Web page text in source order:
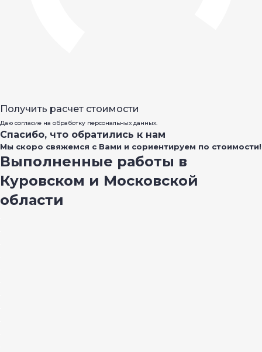
Получить расчет стоимости
Даю согласие на обработку персональных данных.
Спасибо, что обратились к нам
Мы скоро свяжемся с Вами и сориентируем по стоимости!
Выполненные работы в
Куровском и Московской
области